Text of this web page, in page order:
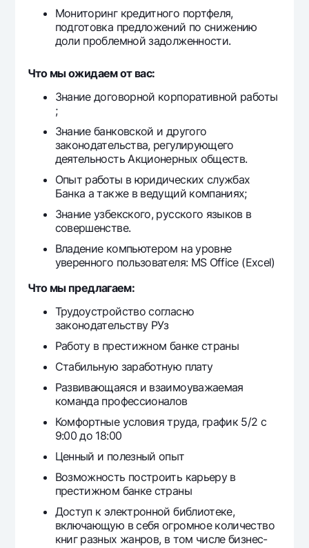
Мониторинг кредитного портфеля,
подготовка предложений по снижению
доли проблемной задолженности.
Что мы ожидаем от вас:
Знание договорной корпоративной работы
;
Знание банковской и другого
законодательства, регулирующего
деятельность Акционерных обществ.
Опыт работы в юридических службах
Банка а также в ведущий компаниях;
Знание узбекского, русского языков в
совершенстве.
Владение компьютером на уровне
уверенного пользователя: MS Office (Excel)
Что мы предлагаем:
Трудоустройство согласно
законодательству РУз
Работу в престижном банке страны
Стабильную заработную плату
Развивающаяся и взаимоуважаемая
команда профессионалов
Комфортные условия труда, график 5/2 с
9:00 до 18:00
Ценный и полезный опыт
Возможность построить карьеру в
престижном банке страны
Доступ к электронной библиотеке,
включающую в себя огромное количество
книг разных жанров, в том числе бизнес-